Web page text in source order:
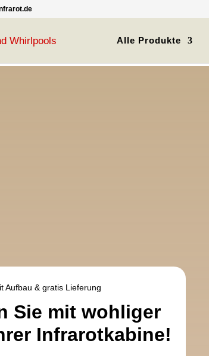
Alle Produkte
Aufbau & gratis Lieferung
Sie mit wohliger
Infrarotkabine!